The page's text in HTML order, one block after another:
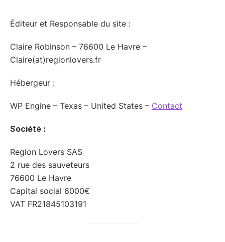
Éditeur et Responsable du site :
Claire Robinson – 76600 Le Havre –
Claire(at)regionlovers.fr
Hébergeur :
WP Engine – Texas – United States – Contact
Société :
Region Lovers SAS
2 rue des sauveteurs
76600 Le Havre
Capital social 6000€
VAT FR21845103191